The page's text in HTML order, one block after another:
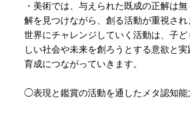
・美術では、与えられた既成の正解は
解を見つけながら、創る活動が重視さ
世界にチャレンジしていく活動は、子
しい社会や未来を創ろうとする意欲と
育成につながっていきます。
◯表現と鑑賞の活動を通したメタ認知能